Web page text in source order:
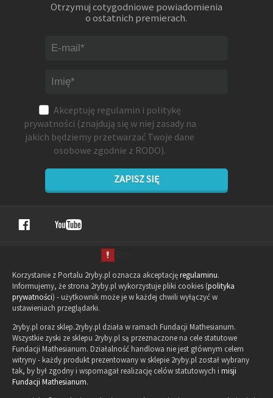
Otrzymuj cotygodniowe powiadomienia
o ostatnich premierach.
Akceptuję regulamin i politykę
prywatności (znajdują się w niej zasady na
jakich będziemy przetwarzać Twoje dane
osobowe zgodnie z RODO).
ZAPISZ SIĘ
Korzystanie z Portalu 2ryby.pl oznacza akceptacjęregulaminu.
Informujemy, że strona 2ryby.pl wykorzystuje pliki cookies (polityka
prywatności) - użytkownik może je w każdej chwili wyłączyć w
ustawieniach przeglądarki.
2ryby.pl oraz sklep.2ryby.pl działa w ramach Fundacji Mathesianum.
Wszystkie zyski ze sklepu 2ryby.pl są przeznaczone na cele statutowe
Fundacji Mathesianum. Działalność handlowa nie jest głównym celem
witryny - każdy produkt prezentowany w sklepie 2ryby.pl został wybrany
tak, by był zgodny i wspomagał realizację celów statutowych i misji
Fundacji Mathesianum.